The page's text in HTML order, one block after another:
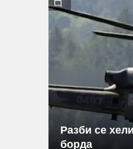
Разби се
борда